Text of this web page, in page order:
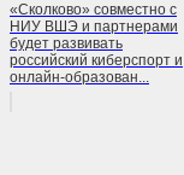
«Сколково» совместно с
НИУ ВШЭ и партнерами
будет развивать
российский киберспорт и
онлайн-образован...